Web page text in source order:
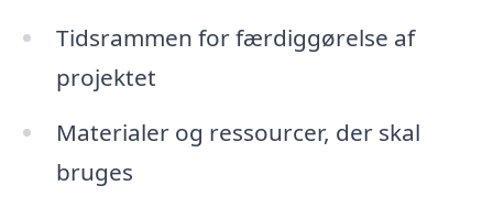
Tidsrammen for færdiggørelse af
projektet
Materialer og ressourcer, der skal
bruges